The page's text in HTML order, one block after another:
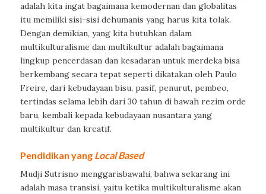
adalah kita ingat bagaimana kemodernan dan globalitas
itu memiliki sisi-sisi dehumanis yang harus kita tolak.
Dengan demikian, yang kita butuhkan dalam
multikulturalisme dan multikultur adalah bagaimana
lingkup pencerdasan dan kesadaran untuk merdeka bisa
berkembang secara tepat seperti dikatakan oleh Paulo
Freire, dari kebudayaan bisu, pasif, penurut, pembeo,
tertindas selama lebih dari 30 tahun di bawah rezim orde
baru, kembali kepada kebudayaan nusantara yang
multikultur dan kreatif.
Pendidikan yang Local Based
Mudji Sutrisno menggarisbawahi, bahwa sekarang ini
adalah masa transisi, yaitu ketika multikulturalisme akan